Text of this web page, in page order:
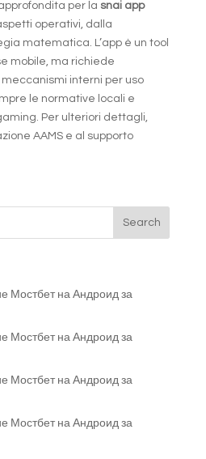
per la snai app
operativi, dalla
matematica. L’app è un tool
mobile, ma richiede
interni per uso
le normative locali e
Per ulteriori dettagli,
AAMS e al supporto
Мостбет на Андроид за
Мостбет на Андроид за
Мостбет на Андроид за
Мостбет на Андроид за